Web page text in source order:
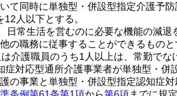
て同時に単独型・併設型指定介護予
12人以下とする。
日常生活を営むのに必要な機能の減
の職務に従事することができるものと
介護職員のうち1人以上は、常勤でな
症対応型通所介護事業者が単独型・
の事業と単独型・併設型指定認知症